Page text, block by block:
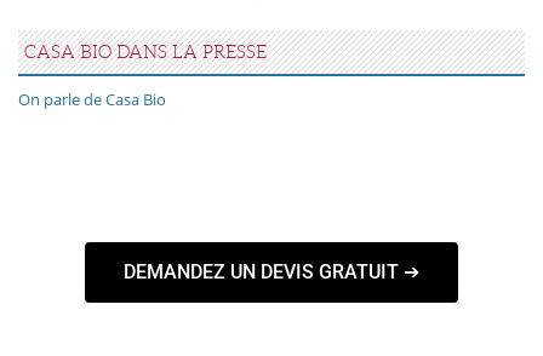
CASA BIO DANS LA PRESSE
On parle de Casa Bio
DEMANDEZ UN DEVIS GRATUIT ➔